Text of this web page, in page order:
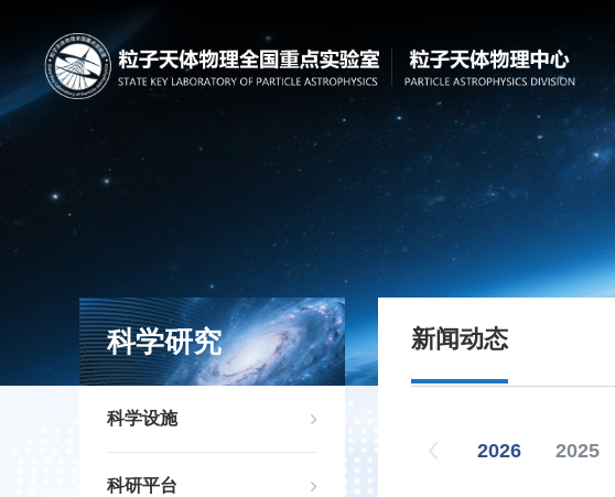
科学研究
科学设施
科研平台
新闻动态
2026 2025